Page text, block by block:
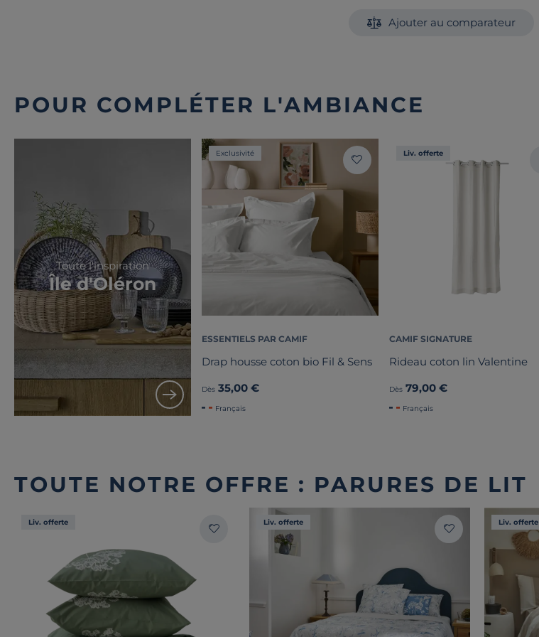
Ajouter au comparateur
POUR COMPLÉTER L'AMBIANCE
Toute l'inspiration
Île d'Oléron
Exclusivité
ESSENTIELS PAR CAMIF
Drap housse coton bio Fil & Sens
Dès 35,00 €
Français
Liv. offerte
CAMIF SIGNATURE
Rideau coton lin Valentine
Dès 79,00 €
Français
TOUTE NOTRE OFFRE : PARURES DE LIT
Liv. offerte Liv. offerte Liv. offerte